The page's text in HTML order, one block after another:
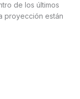
de los últimos
proyección están